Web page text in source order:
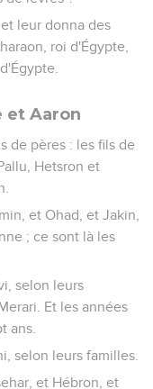
leur donna des
roi d'Égypte,
et Aaron
de pères : les fils de
Hetsron et
et Ohad, et Jakin,
; ce sont là les
selon leurs
Et les années
ans.
selon leurs familles.
et Hébron, et